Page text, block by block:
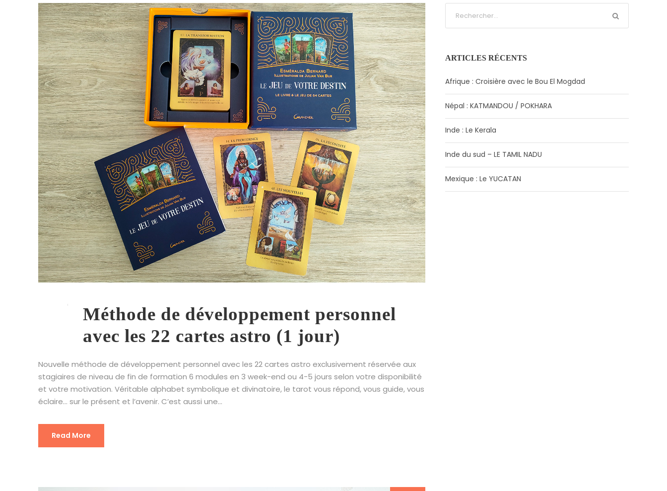
Méthode de développement personnel
avec les 22 cartes astro (1 jour)
Nouvelle méthode de développement personnel avec les 22 cartes astro exclusivement réservée aux
stagiaires de niveau de fin de formation 6 modules en 3 week-end ou 4-5 jours selon votre disponibilité
et votre motivation. Véritable alphabet symbolique et divinatoire, le tarot vous répond, vous guide, vous
éclaire… sur le présent et l’avenir. C’est aussi une...
Read More
ARTICLES RÉCENTS
Afrique : Croisière avec le Bou El Mogdad
Népal : KATMANDOU / POKHARA
Inde : Le Kerala
Inde du sud – LE TAMIL NADU
Mexique : Le YUCATAN